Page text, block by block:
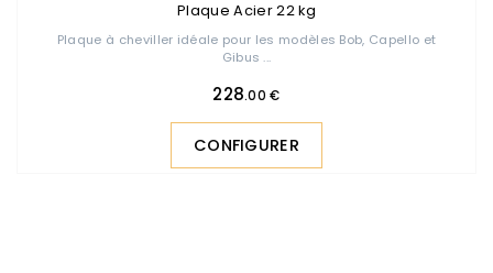
Plaque Acier 22 kg
Plaque à cheviller idéale pour les modèles Bob, Capello et
Gibus ...
228.00 €
CONFIGURER